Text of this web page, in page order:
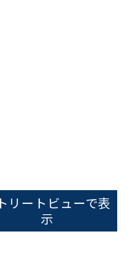
きます
213
リートビューで表
示